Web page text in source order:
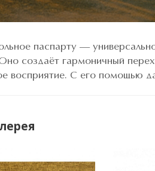
паспарту —
создаёт гармоничный
восприятие. С его помощью